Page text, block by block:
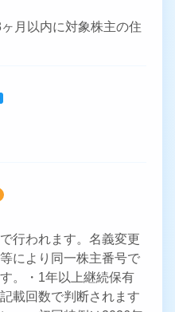
月以内に対象株主の住
行われます。名義変更
により同一株主番号で
。・1年以上継続保有
載回数で判断されます